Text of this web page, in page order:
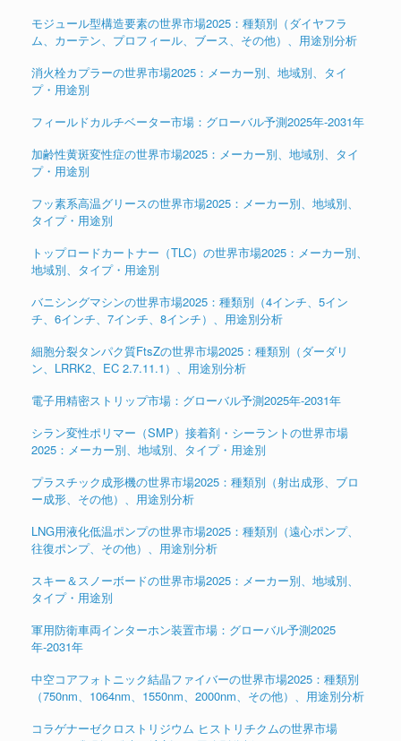
モジュール型構造要素の世界市場2025：種類別（ダイヤフラ
ム、カーテン、プロフィール、ブース、その他）、用途別分析
消火栓カプラーの世界市場2025：メーカー別、地域別、タイ
プ・用途別
フィールドカルチベーター市場：グローバル予測2025年-2031年
加齢性黄斑変性症の世界市場2025：メーカー別、地域別、タイ
プ・用途別
フッ素系高温グリースの世界市場2025：メーカー別、地域別、
タイプ・用途別
トップロードカートナー（TLC）の世界市場2025：メーカー別、
地域別、タイプ・用途別
バニシングマシンの世界市場2025：種類別（4インチ、5イン
チ、6インチ、7インチ、8インチ）、用途別分析
細胞分裂タンパク質FtsZの世界市場2025：種類別（ダーダリ
ン、LRRK2、EC 2.7.11.1）、用途別分析
電子用精密ストリップ市場：グローバル予測2025年-2031年
シラン変性ポリマー（SMP）接着剤・シーラントの世界市場
2025：メーカー別、地域別、タイプ・用途別
プラスチック成形機の世界市場2025：種類別（射出成形、ブロ
ー成形、その他）、用途別分析
LNG用液化低温ポンプの世界市場2025：種類別（遠心ポンプ、
往復ポンプ、その他）、用途別分析
スキー＆スノーボードの世界市場2025：メーカー別、地域別、
タイプ・用途別
軍用防衛車両インターホン装置市場：グローバル予測2025
年-2031年
中空コアフォトニック結晶ファイバーの世界市場2025：種類別
（750nm、1064nm、1550nm、2000nm、その他）、用途別分析
コラゲナーゼクロストリジウム ヒストリチクムの世界市場